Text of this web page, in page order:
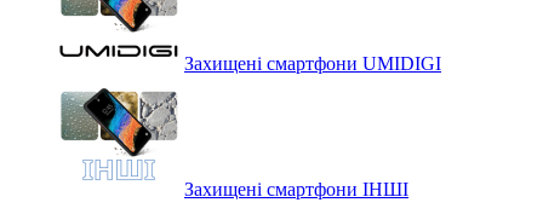
Захищені смартфони UMIDIGI
Захищені смартфони ІНШІ